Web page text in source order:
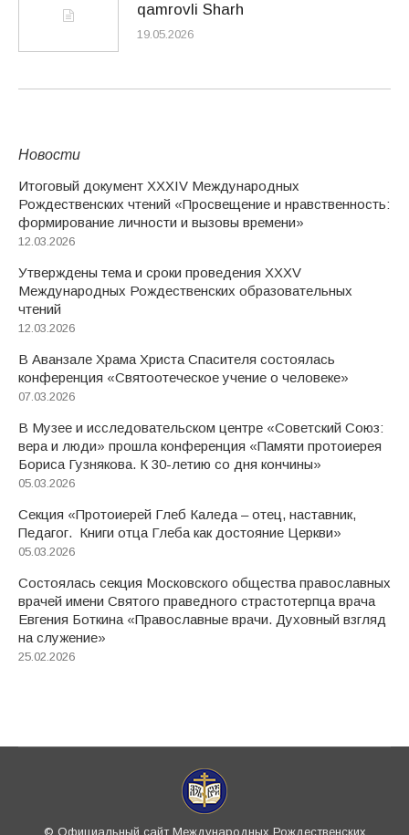
qamrovli Sharh
19.05.2026
Новости
Итоговый документ XXХIV Международных
Рождественских чтений «Просвещение и нравственность:
формирование личности и вызовы времени»
12.03.2026
Утверждены тема и сроки проведения XXXV
Международных Рождественских образовательных
чтений
12.03.2026
В Аванзале Храма Христа Спасителя состоялась
конференция «Святоотеческое учение о человеке»
07.03.2026
В Музее и исследовательском центре «Советский Союз:
вера и люди» прошла конференция «Памяти протоиерея
Бориса Гузнякова. К 30-летию со дня кончины»
05.03.2026
Секция «Протоиерей Глеб Каледа – отец, наставник,
Педагог. Книги отца Глеба как достояние Церкви»
05.03.2026
Состоялась секция Московского общества православных
врачей имени Святого праведного страстотерпца врача
Евгения Боткина «Православные врачи. Духовный взгляд
на служение»
25.02.2026
© Официальный сайт Международных Рождественских